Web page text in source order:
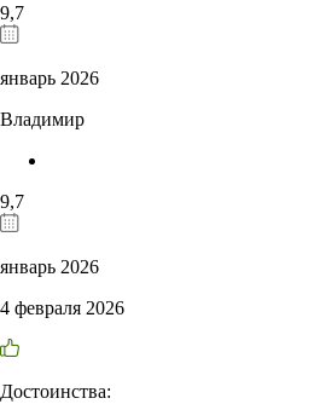
9,7
январь 2026
Владимир
9,7
январь 2026
4 февраля 2026
Достоинства: